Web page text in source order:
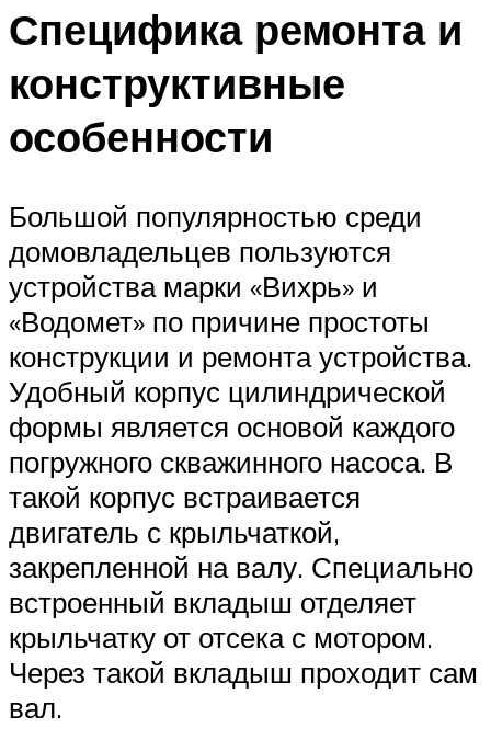
Специфика ремонта и
конструктивные
особенности
Большой популярностью среди
домовладельцев пользуются
устройства марки «Вихрь» и
«Водомет» по причине простоты
конструкции и ремонта устройства.
Удобный корпус цилиндрической
формы является основой каждого
погружного скважинного насоса. В
такой корпус встраивается
двигатель с крыльчаткой,
закрепленной на валу. Специально
встроенный вкладыш отделяет
крыльчатку от отсека с мотором.
Через такой вкладыш проходит сам
вал.